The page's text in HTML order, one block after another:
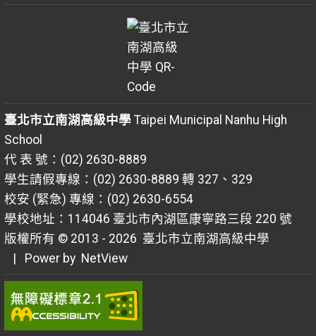
臺北市立南湖高級中學Taipei Municipal Nanhu High
School
代 表 號：(02) 2630-8889
學生請假專線：(02) 2630-8889 轉 327、329
校安 (緊急) 專線：(02) 2630-6554
學校地址：114046 臺北市內湖區康寧路三段 220 號
版權所有 © 2013 - 2026 臺北市立南湖高級中學
| Power by NetView